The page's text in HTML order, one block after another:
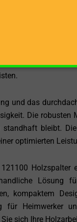
6 kg ist der
das Gerät zu
weiter zu
und das
Die
standhaft bleibt.
optimierten
Lösung
kompaktem
für Heimwerker
sich Ihre